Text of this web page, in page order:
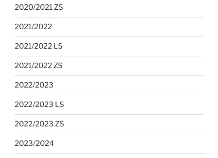
2020/2021 ZS
2021/2022
2021/2022 LS
2021/2022 ZS
2022/2023
2022/2023 LS
2022/2023 ZS
2023/2024